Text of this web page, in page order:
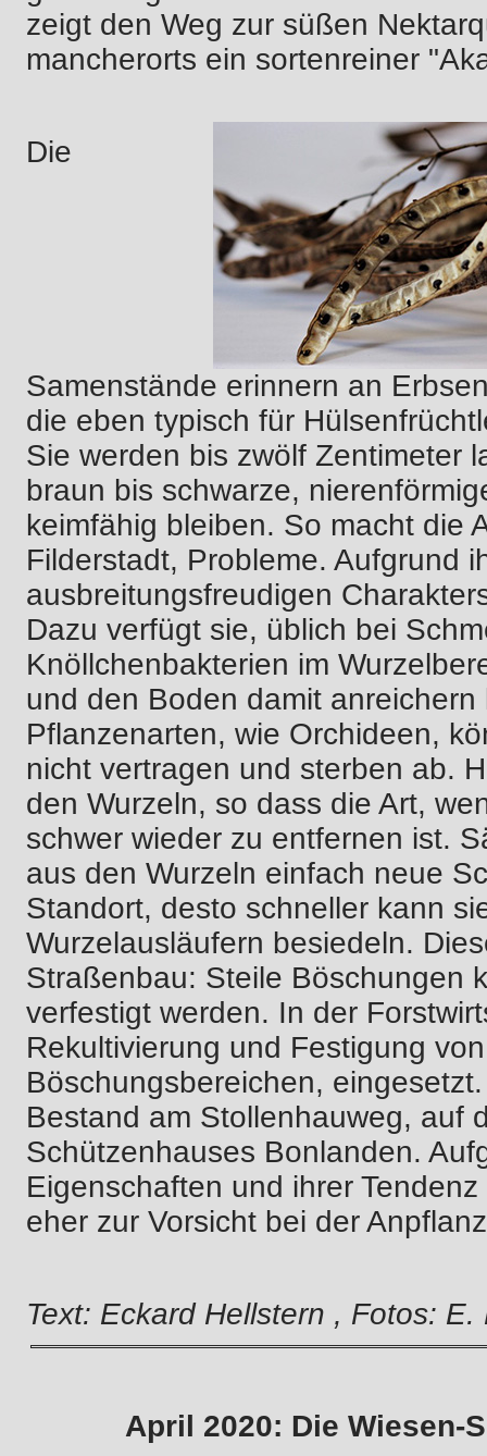
zeigt den Weg zur süßen
mancherorts ein sortenreiner
Die
Samenstände erinnern an
die eben typisch für
Sie werden bis zwölf Zentimeter
braun bis schwarze,
keimfähig bleiben. So macht die
Filderstadt, Probleme. Aufgrund
ausbreitungsfreudigen
Dazu verfügt sie, üblich bei
Knöllchenbakterien im
und den Boden damit
Pflanzenarten, wie Orchideen,
nicht vertragen und sterben ab.
den Wurzeln, so dass die Art,
schwer wieder zu entfernen ist.
aus den Wurzeln einfach neue
Standort, desto schneller kann
Wurzelausläufern besiedeln.
Straßenbau: Steile Böschungen
verfestigt werden. In der
Rekultivierung und Festigung
Böschungsbereichen,
Bestand am Stollenhauweg, auf
Schützenhauses Bonlanden.
Eigenschaften und ihrer
eher zur Vorsicht bei der
Text: Eckard Hellstern , Fotos:
April 2020: Die